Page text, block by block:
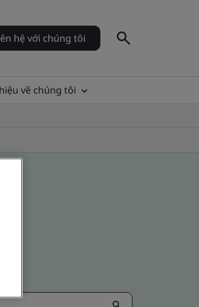
hệ với chúng tôi
về chúng tôi